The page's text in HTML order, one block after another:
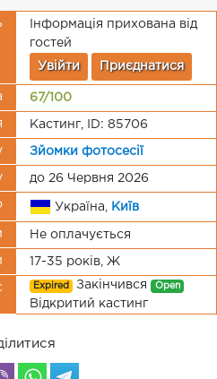
Інформація прихована від
гостей
Увійти Приєднатися
67/100
Кастинг, ID: 85706
Зйомки фотосесії
до 26 Червня 2026
Україна, Київ
Не оплачується
17-35 років, Ж
Expired Закінчився Open
Відкритий кастинг